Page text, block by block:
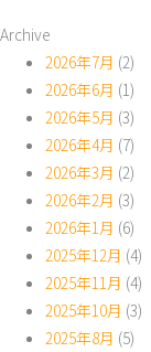
Archive
2026年7月 (2)
2026年6月 (1)
2026年5月 (3)
2026年4月 (7)
2026年3月 (2)
2026年2月 (3)
2026年1月 (6)
2025年12月 (4)
2025年11月 (4)
2025年10月 (3)
2025年8月 (5)